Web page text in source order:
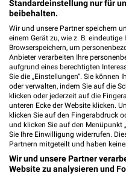
0,7 km
Alpaka cleaning collection
Gültig bis Di. 01.09.
Standardeinstellung nur für
beibehalten.
Wir und unsere Partner speichern
einem Gerät zu, wie z. B.
Browserspeichern, um
Anbieter verarbeiten Ihre
aufgrund eines berechtigten
Sie die „Einstellungen“. Sie können
oder verwalten, indem Sie auf die
klicken oder jederzeit auf die
unteren Ecke der Website klicken.
klicken Sie auf den Fingerabdruck
und klicken Sie auf den Menüpunkt
Sie Ihre Einwilligung widerrufen.
Partnern mitgeteilt und haben
Wir und unsere Partner
Website zu analysieren und